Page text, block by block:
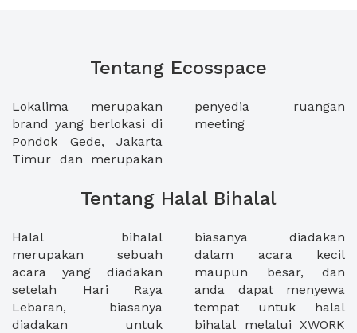
Tentang Ecosspace
Lokalima merupakan
brand yang berlokasi di
Pondok Gede, Jakarta
Timur dan merupakan
penyedia ruangan
meeting
Tentang Halal Bihalal
Halal bihalal
merupakan sebuah
acara yang diadakan
setelah Hari Raya
Lebaran, biasanya
diadakan untuk
biasanya diadakan
dalam acara kecil
maupun besar, dan
anda dapat menyewa
tempat untuk halal
bihalal melalui XWORK